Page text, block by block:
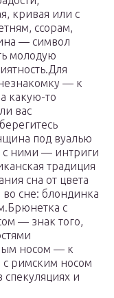
кривая или с
ссорам,
— символ
молодую
— к
какую-то
вас
под вуалью
ними — интриги
традиция
сна от цвета
сне: блондинка
с
— знак того,
носом — к
с римским носом
и